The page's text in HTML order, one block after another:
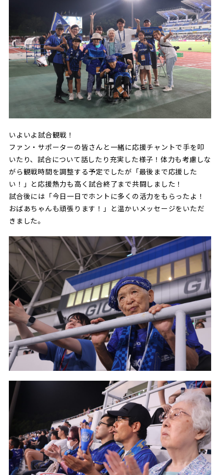
いよいよ試合観戦！
ファン・サポーターの皆さんと一緒に応援チャントで手を叩
いたり、試合について話したり充実した様子！体力も考慮しな
がら観戦時間を調整する予定でしたが「最後まで応援した
い！」と応援熱力も高く試合終了まで共闘しました！
試合後には「今日一日でホントに多くの活力をもらったよ！
おばあちゃんも頑張ります！」と温かいメッセージをいただ
きました。